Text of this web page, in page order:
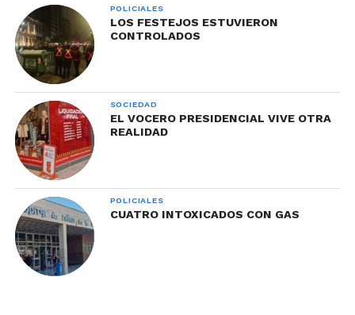
POLICIALES
LOS FESTEJOS ESTUVIERON
CONTROLADOS
SOCIEDAD
EL VOCERO PRESIDENCIAL VIVE OTRA
REALIDAD
POLICIALES
CUATRO INTOXICADOS CON GAS